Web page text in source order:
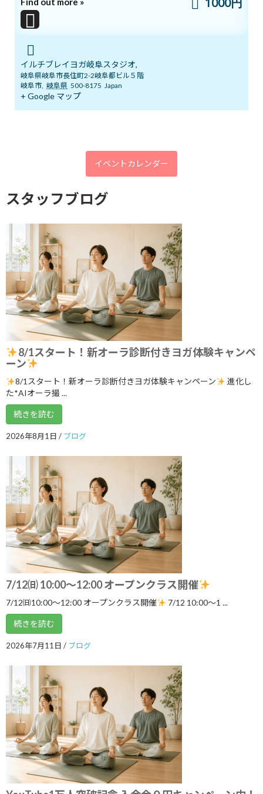
2019年11月6日
最近の投稿
ブログ
7/12㈰ 10:00～12:00 オープンクラス開
催
ブログ
YouTube1万人突破記念 入会金０円キャ
ンペーン中！
2026年7月5日
ブログ
まだ間に合う！ワンコインでヨガ体験＆
チャクラバランスチェック
2026年6月28日
明日14日(日)「癒しマルシェ」開催しま
す
2026年6月13日
ブログ
3ボディ＆7チャクラ 特別トレーニングの
ご案内
2026年6月6日
いよいよ明日5月１７日 ARIRANGイベ
ント開催します！
2026年5月16日
ブログ
ゴールデンウイークのリズム、整えませ
んか？
2026年5月3日
イルチブレイヨガ岐阜スタジオ,
岐阜県岐阜市長住町2-2岐阜都ビル５階
岐阜市, 岐阜県 500-8175 Japan
+ Google マップ
イベントカレンダー
スタッフブログ
8/1スタート！新オーラ診断付きヨガ体験キャンペ
ーン
8/1スタート！新オーラ診断付きヨガ体験キャンペーン
進化し
た*AIオーラ撮 ...
続きを読む
2026年8月1日 / ブログ
7/12㈰ 10:00～12:00 オープンクラス開催
7/12㈰10:00～12:00 オープンクラス開催 7/12 10:00〜1 ...
続きを読む
2026年7月11日 / ブログ